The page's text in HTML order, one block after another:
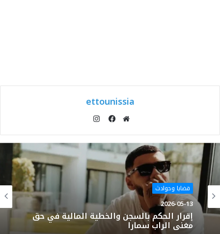
ettounissia
الويب
قضايا وحوادث
2026-05-13
إقرار الحكم بالسجن والخطية المالية في حق
مغني الراب سمارا